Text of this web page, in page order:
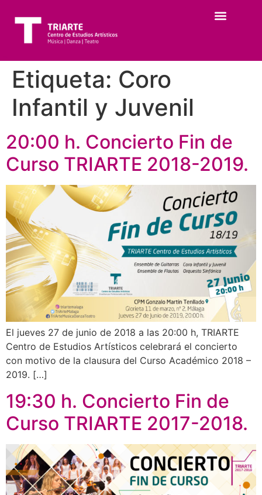
Etiqueta: Coro
Infantil y Juvenil
20:00 h. Concierto Fin de
Curso TRIARTE 2018-2019.
El jueves 27 de junio de 2018 a las 20:00 h, TRIARTE
Centro de Estudios Artísticos celebrará el concierto
con motivo de la clausura del Curso Académico 2018 –
2019. […]
19:30 h. Concierto Fin de
Curso TRIARTE 2017-2018.